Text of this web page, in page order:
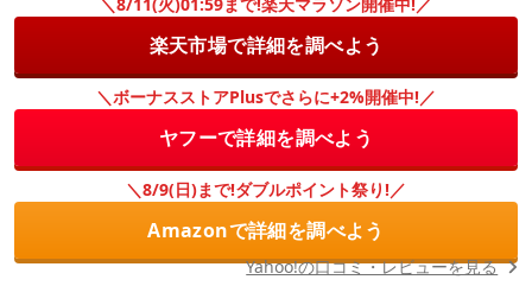
楽天市場で詳細を調べよう
＼ボーナスストアPlusでさらに+2%開催中!／
ヤフーで詳細を調べよう
＼8/9(日)まで!ダブルポイント祭り!／
Amazonで詳細を調べよう
Yahoo!の口コミ・レビューを見る